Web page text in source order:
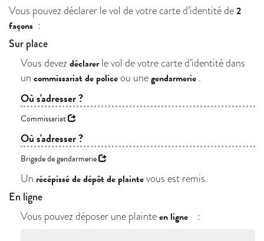
Vous pouvez déclarer le vol de votre carte d’identité de2
façons :
Sur place
Vous devez déclarerle vol de votre carte d’identité dans
un commissariat de police ou unegendarmerie .
Où s'adresser ?
Commissariat
Où s'adresser ?
Brigade de gendarmerie
Un récépissé de dépôt de plaintevous est remis.
En ligne
Vous pouvez déposer une plainteen ligne :